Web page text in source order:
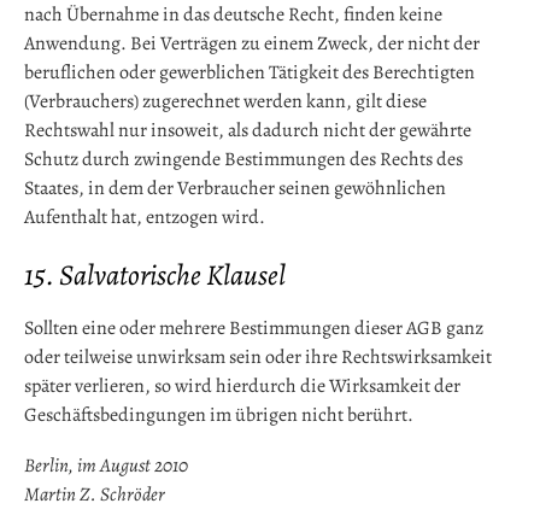
nach Übernahme in das deutsche Recht, finden keine
Anwendung. Bei Verträgen zu einem Zweck, der nicht der
beruflichen oder gewerblichen Tätigkeit des Berechtigten
(Verbrauchers) zugerechnet werden kann, gilt diese
Rechtswahl nur insoweit, als dadurch nicht der gewährte
Schutz durch zwingende Bestimmungen des Rechts des
Staates, in dem der Verbraucher seinen gewöhnlichen
Aufenthalt hat, entzogen wird.
15. Salvatorische Klausel
Sollten eine oder mehrere Bestimmungen dieser AGB ganz
oder teilweise unwirksam sein oder ihre Rechtswirksamkeit
später verlieren, so wird hierdurch die Wirksamkeit der
Geschäftsbedingungen im übrigen nicht berührt.
Berlin, im August 2010
Martin Z. Schröder